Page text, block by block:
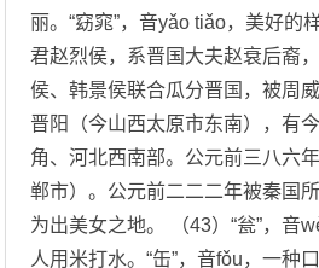
丽。“窈窕”，音yǎo tiǎo，美好的
君赵烈侯，系晋国大夫赵衰后裔
侯、韩景侯联合瓜分晋国，被周
晋阳（今山西太原市东南），有
角、河北西南部。公元前三八六
郸市）。公元前二二二年被秦国
为出美女之地。 （43）“瓮”，音
人用米打水。“缶”，音fǒu，一种